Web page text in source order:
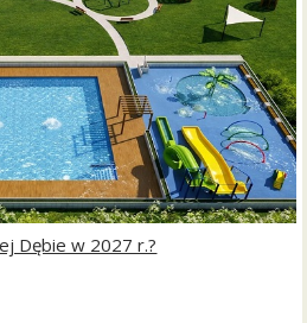
Dębie w 2027 r.?